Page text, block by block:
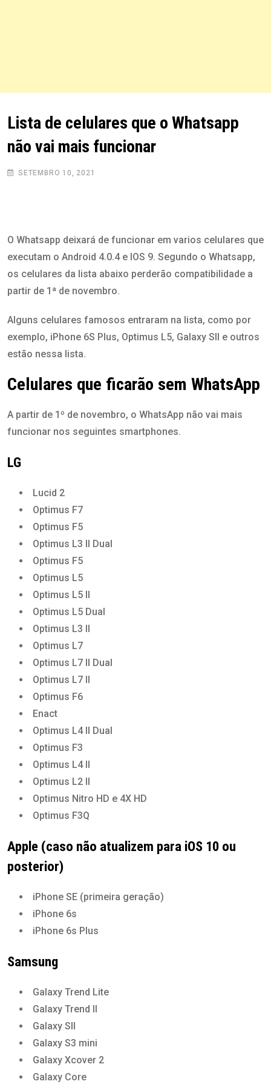
Lista de celulares que o Whatsapp
não vai mais funcionar
SETEMBRO 10, 2021
O Whatsapp deixará de funcionar em varios celulares que
executam o Android 4.0.4 e IOS 9. Segundo o Whatsapp,
os celulares da lista abaixo perderão compatibilidade a
partir de 1ª de novembro.
Alguns celulares famosos entraram na lista, como por
exemplo, iPhone 6S Plus, Optimus L5, Galaxy SII e outros
estão nessa lista.
Celulares que ficarão sem WhatsApp
A partir de 1º de novembro, o WhatsApp não vai mais
funcionar nos seguintes smartphones.
LG
Lucid 2
Optimus F7
Optimus F5
Optimus L3 II Dual
Optimus F5
Optimus L5
Optimus L5 II
Optimus L5 Dual
Optimus L3 II
Optimus L7
Optimus L7 II Dual
Optimus L7 II
Optimus F6
Enact
Optimus L4 II Dual
Optimus F3
Optimus L4 II
Optimus L2 II
Optimus Nitro HD e 4X HD
Optimus F3Q
Apple (caso não atualizem para iOS 10 ou
posterior)
iPhone SE (primeira geração)
iPhone 6s
iPhone 6s Plus
Samsung
Galaxy Trend Lite
Galaxy Trend II
Galaxy SII
Galaxy S3 mini
Galaxy Xcover 2
Galaxy Core